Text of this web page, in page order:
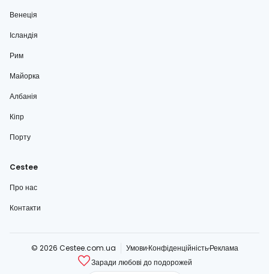
Венеція
Ісландія
Рим
Майорка
Албанія
Кіпр
Порту
Cestee
Про нас
Контакти
© 2026 Cestee.com.ua УмовиКонфіденційністьРеклама
Заради любові до подорожей
cestee.com